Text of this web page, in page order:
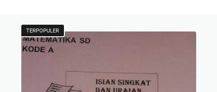
TERPOPULER